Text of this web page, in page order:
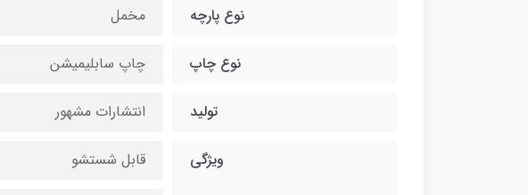
نوع پارچه مخمل
نوع چاپ چاپ سابلیمیشن
تولید انتشارات مشهور
ویژگی قابل شستشو